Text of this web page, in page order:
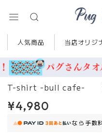
人気商品 当店オリジ
T-shirt -bull cafe-
¥4,980
なら 手数